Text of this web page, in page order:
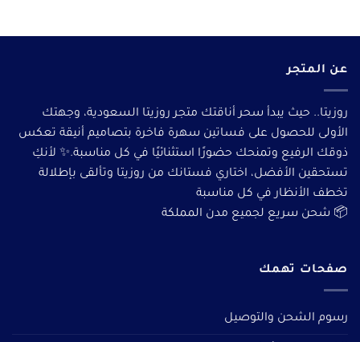
عن المتجر
روزيتا.. حيث يبدأ سحر أناقتك متجر روزيتا السعودية، وجهتك
الأولى للحصول على فساتين سهرة فاخرة بتصاميم أنيقة تعكس
ذوقك الرفيع وتمنحك حضورًا استثنائيًا في كل مناسبة.✨ لأنكِ
تستحقين الأفضل، اختاري فستانك من روزيتا وتألقى بإطلالة
تخطف الأنظار في كل مناسبة
📦 شحن سريع لجميع مدن المملكة
صفحات تهمك
رسوم الشحن والتوصيل